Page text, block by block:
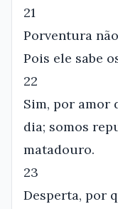
21
Porventura
Pois ele sabe
22
Sim, por amor
dia; somos
matadouro.
23
Desperta, por